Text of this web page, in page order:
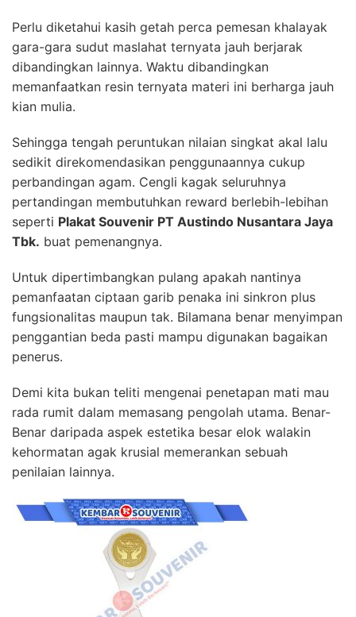
Perlu diketahui kasih getah perca pemesan khalayak
gara-gara sudut maslahat ternyata jauh berjarak
dibandingkan lainnya. Waktu dibandingkan
memanfaatkan resin ternyata materi ini berharga jauh
kian mulia.
Sehingga tengah peruntukan nilaian singkat akal lalu
sedikit direkomendasikan penggunaannya cukup
perbandingan agam. Cengli kagak seluruhnya
pertandingan membutuhkan reward berlebih-lebihan
seperti Plakat Souvenir PT Austindo Nusantara Jaya
Tbk. buat pemenangnya.
Untuk dipertimbangkan pulang apakah nantinya
pemanfaatan ciptaan garib penaka ini sinkron plus
fungsionalitas maupun tak. Bilamana benar menyimpan
penggantian beda pasti mampu digunakan bagaikan
penerus.
Demi kita bukan teliti mengenai penetapan mati mau
rada rumit dalam memasang pengolah utama. Benar-
Benar daripada aspek estetika besar elok walakin
kehormatan agak krusial memerankan sebuah
penilaian lainnya.